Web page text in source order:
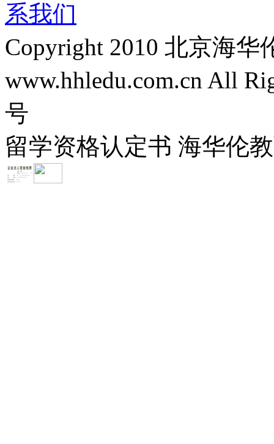
系我们
Copyright 2010 北京海
www.hhledu.com.cn All
号
留学资格认定书 海华伦